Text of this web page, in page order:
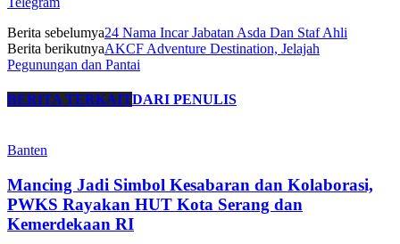
Berita sebelumya24 Nama Incar Jabatan Asda Dan Staf Ahli
Berita berikutnyaAKCF Adventure Destination, Jelajah
Pegunungan dan Pantai
BERITA TERKAITDARI PENULIS
Banten
Mancing Jadi Simbol Kesabaran dan Kolaborasi,
PWKS Rayakan HUT Kota Serang dan
Kemerdekaan RI